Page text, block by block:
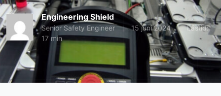
Engineering Shield
Senior Safety Engineer 15 juni 2024
Lästid:
17 min